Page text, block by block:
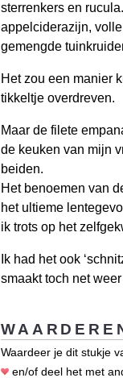
sterrenkers en
appelciderazijn,
gemengde
Het zou een manier
tikkeltje overdreven.
Maar de filete
de keuken van mijn
beiden.
Het benoemen van
het ultieme
ik trots op het
Ik had het ook
smaakt toch net
Waardeer je dit stukje
en/of deel het met